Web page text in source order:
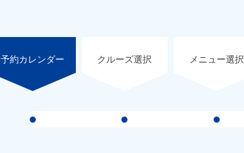
予約カレンダー クルーズ選択 メニュー選択